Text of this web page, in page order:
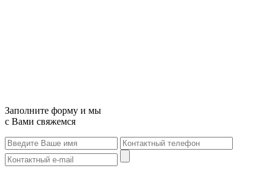
Заполните форму и мы
с Вами свяжемся